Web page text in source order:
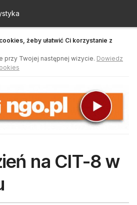
ngo.pl
żeby ułatwić Ci korzystanie z
przy Twojej następnej wizycie. Dowiedz
na CIT-8 w